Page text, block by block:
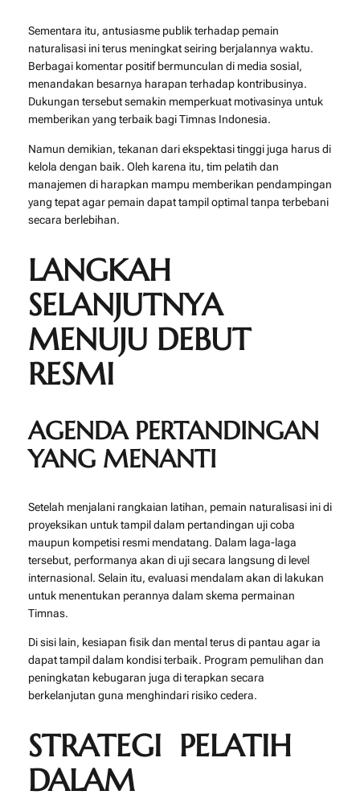
Sementara itu, antusiasme publik terhadap pemain
naturalisasi ini terus meningkat seiring berjalannya waktu.
Berbagai komentar positif bermunculan di media sosial,
menandakan besarnya harapan terhadap kontribusinya.
Dukungan tersebut semakin memperkuat motivasinya untuk
memberikan yang terbaik bagi Timnas Indonesia.
Namun demikian, tekanan dari ekspektasi tinggi juga harus di
kelola dengan baik. Oleh karena itu, tim pelatih dan
manajemen di harapkan mampu memberikan pendampingan
yang tepat agar pemain dapat tampil optimal tanpa terbebani
secara berlebihan.
LANGKAH
SELANJUTNYA
MENUJU DEBUT
RESMI
AGENDA PERTANDINGAN
YANG MENANTI
Setelah menjalani rangkaian latihan, pemain naturalisasi ini di
proyeksikan untuk tampil dalam pertandingan uji coba
maupun kompetisi resmi mendatang. Dalam laga-laga
tersebut, performanya akan di uji secara langsung di level
internasional. Selain itu, evaluasi mendalam akan di lakukan
untuk menentukan perannya dalam skema permainan
Timnas.
Di sisi lain, kesiapan fisik dan mental terus di pantau agar ia
dapat tampil dalam kondisi terbaik. Program pemulihan dan
peningkatan kebugaran juga di terapkan secara
berkelanjutan guna menghindari risiko cedera.
STRATEGI PELATIH
DALAM